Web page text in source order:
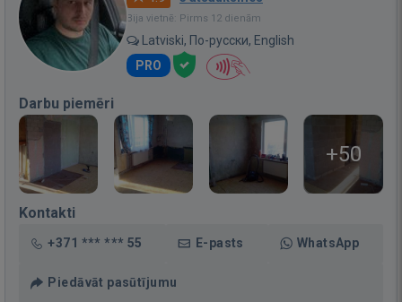
Bija vietnē: Pirms 12 dienām
Latviski, По-русски, English
PRO
Darbu piemēri
+50
Kontakti
+371 *** *** 55 E-pasts WhatsApp
Piedāvāt pasūtījumu